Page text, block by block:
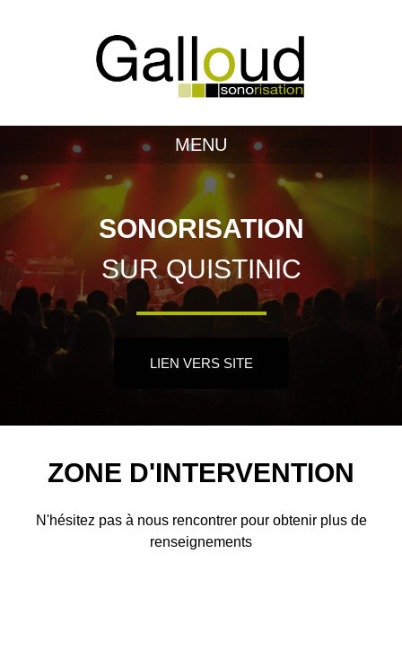
MENU
SONORISATION
SUR QUISTINIC
LIEN VERS SITE
ZONE D'INTERVENTION
N'hésitez pas à nous rencontrer pour obtenir plus de
renseignements